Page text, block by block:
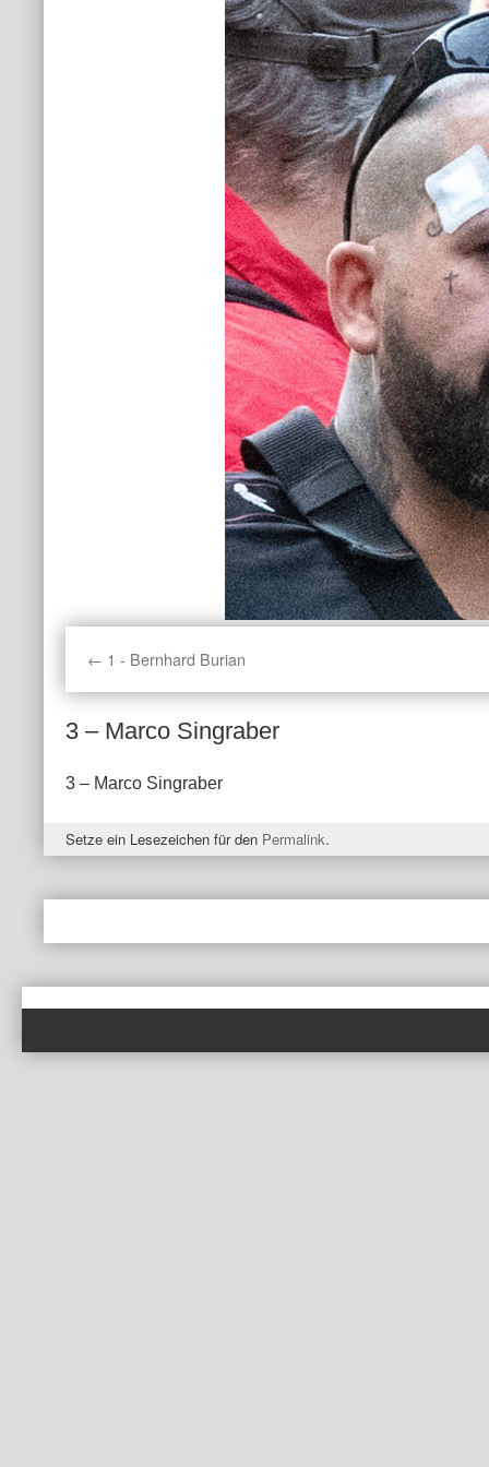
1 - Bernhard Burian
3 – Marco Singraber
3 – Marco Singraber
Setze ein Lesezeichen für den Permalink.